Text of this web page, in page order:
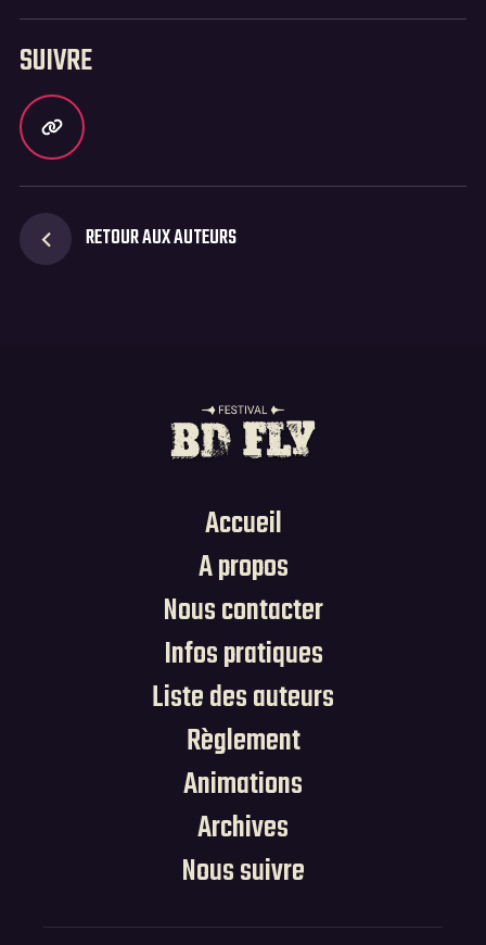
SUIVRE
RETOUR AUX AUTEURS
Accueil
A propos
Nous contacter
Infos pratiques
Liste des auteurs
Règlement
Animations
Archives
Nous suivre